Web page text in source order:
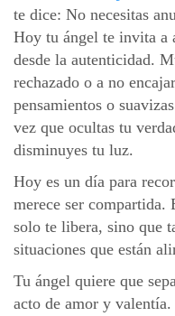
te dice: No necesitas
Hoy tu ángel te invita a
desde la autenticidad.
rechazado o a no
pensamientos o
vez que ocultas tu
disminuyes tu luz.
Hoy es un día para
merece ser compartida.
solo te libera, sino que
situaciones que están
Tu ángel quiere que
acto de amor y